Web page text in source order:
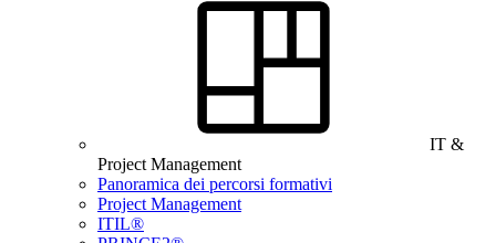
IT &
Project Management
Panoramica dei percorsi formativi
Project Management
ITIL®